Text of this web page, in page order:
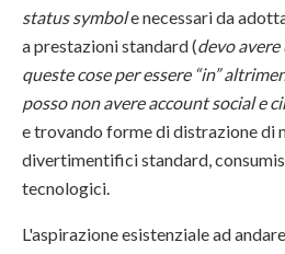
status symbole necessari da
a prestazioni standard (devo
queste cose per essere “in”
posso non avere account social e
e trovando forme di distrazione di
divertimentifici standard,
tecnologici.
L'aspirazione esistenziale ad